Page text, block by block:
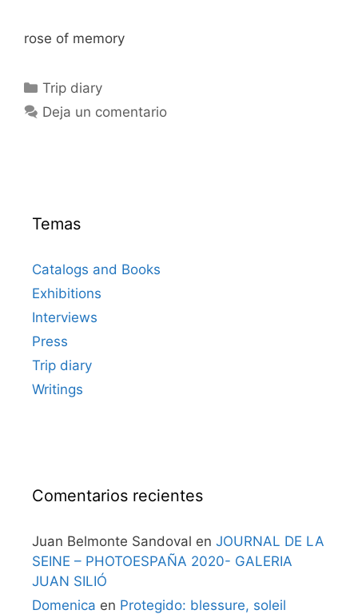
rose of memory
Categorías
Trip diary
Deja un comentario
Temas
Catalogs and Books
Exhibitions
Interviews
Press
Trip diary
Writings
Comentarios recientes
Juan Belmonte Sandoval en JOURNAL DE LA
SEINE – PHOTOESPAÑA 2020- GALERIA
JUAN SILIÓ
Domenica en Protegido: blessure, soleil